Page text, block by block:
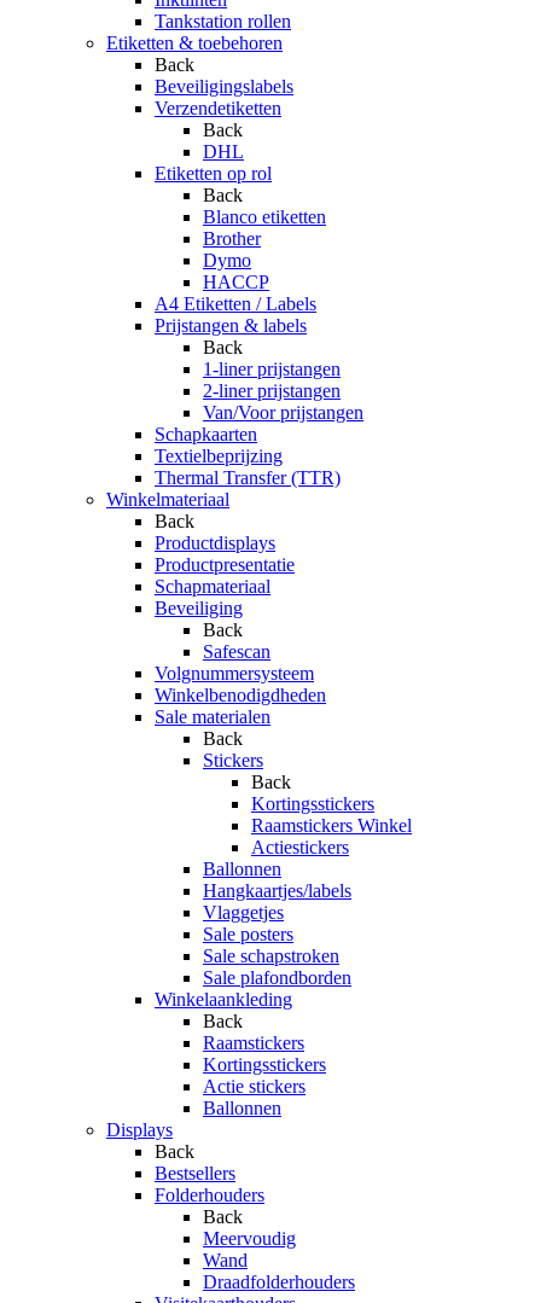
Tankstation rollen
Etiketten & toebehoren
Back
Beveiligingslabels
Verzendetiketten
Back
DHL
Etiketten op rol
Back
Blanco etiketten
Brother
Dymo
HACCP
A4 Etiketten / Labels
Prijstangen & labels
Back
1-liner prijstangen
2-liner prijstangen
Van/Voor prijstangen
Schapkaarten
Textielbeprijzing
Thermal Transfer (TTR)
Winkelmateriaal
Back
Productdisplays
Productpresentatie
Schapmateriaal
Beveiliging
Back
Safescan
Volgnummersysteem
Winkelbenodigdheden
Sale materialen
Back
Stickers
Back
Kortingsstickers
Raamstickers Winkel
Actiestickers
Ballonnen
Hangkaartjes/labels
Vlaggetjes
Sale posters
Sale schapstroken
Sale plafondborden
Winkelaankleding
Back
Raamstickers
Kortingsstickers
Actie stickers
Ballonnen
Displays
Back
Bestsellers
Folderhouders
Back
Meervoudig
Wand
Draadfolderhouders